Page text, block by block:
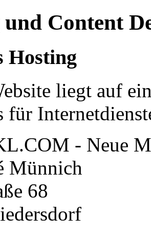
Content
Hosting
liegt auf
für
- Neue
Münnich
68